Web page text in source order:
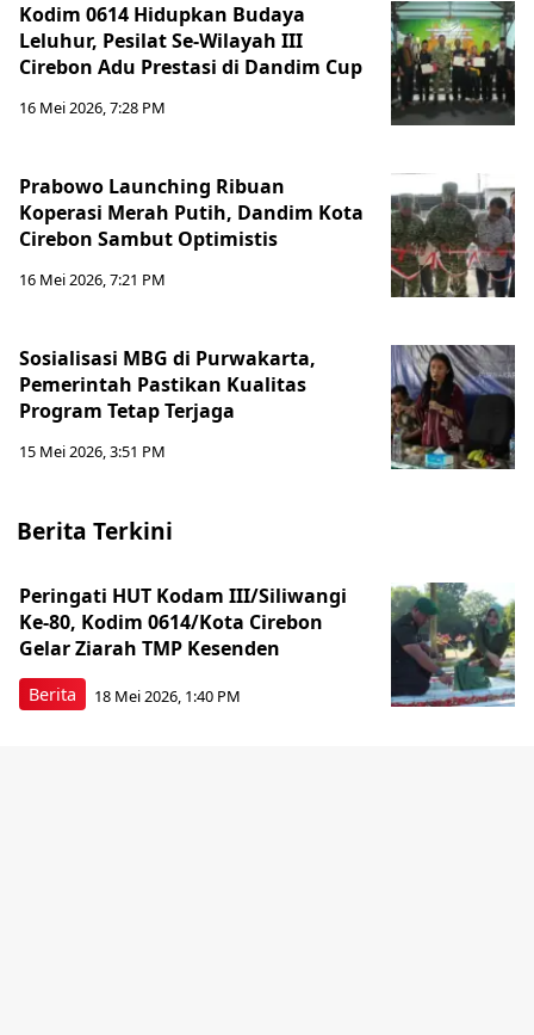
Kodim 0614 Hidupkan Budaya
Leluhur, Pesilat Se-Wilayah III
Cirebon Adu Prestasi di Dandim Cup
16 Mei 2026, 7:28 PM
Prabowo Launching Ribuan
Koperasi Merah Putih, Dandim Kota
Cirebon Sambut Optimistis
16 Mei 2026, 7:21 PM
Sosialisasi MBG di Purwakarta,
Pemerintah Pastikan Kualitas
Program Tetap Terjaga
15 Mei 2026, 3:51 PM
Berita Terkini
Berita
Peringati HUT Kodam III/Siliwangi
Ke-80, Kodim 0614/Kota Cirebon
Gelar Ziarah TMP Kesenden
18 Mei 2026, 1:40 PM